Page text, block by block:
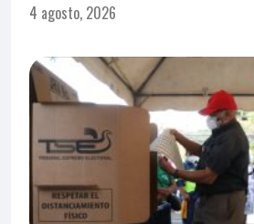
4 agosto, 2026